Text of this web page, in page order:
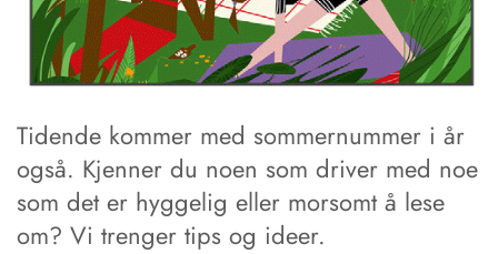
Tidende kommer med sommernummer i år
også. Kjenner du noen som driver med noe
som det er hyggelig eller morsomt å lese
om? Vi trenger tips og ideer.